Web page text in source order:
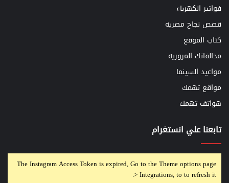
فواتير الكهرباء
قصص نجاح مصريه
كتاب الموقع
مخالفاتك المروريه
مواعيد السينما
مواقع تهمك
هواتف تهمك
تابعنا علي انستغرام
The Instagram Access Token is expired, Go to the Theme options page
> Integrations, to to refresh it.